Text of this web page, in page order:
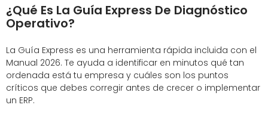
¿Qué Es La Guía Express De Diagnóstico
Operativo?
La Guía Express es una herramienta rápida incluida con el
Manual 2026. Te ayuda a identificar en minutos qué tan
ordenada está tu empresa y cuáles son los puntos
críticos que debes corregir antes de crecer o implementar
un ERP.